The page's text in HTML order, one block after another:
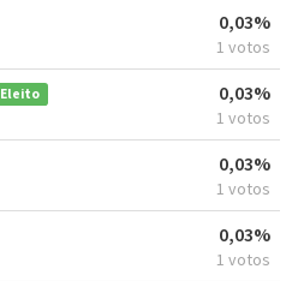
0,03%
1 votos
Eleito 0,03%
1 votos
0,03%
1 votos
0,03%
1 votos